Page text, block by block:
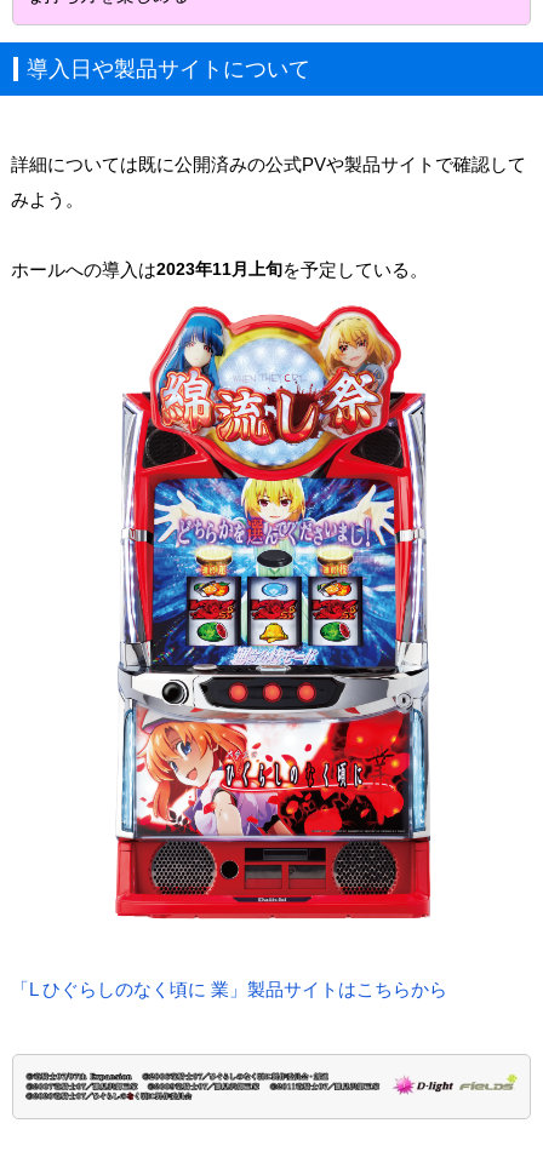
導入日や製品サイトについて
詳細については既に公開済みの公式PVや製品サイトで確認して
みよう。
ホールへの導入は2023年11月上旬を予定している。
「L ひぐらしのなく頃に 業」製品サイトはこちらから